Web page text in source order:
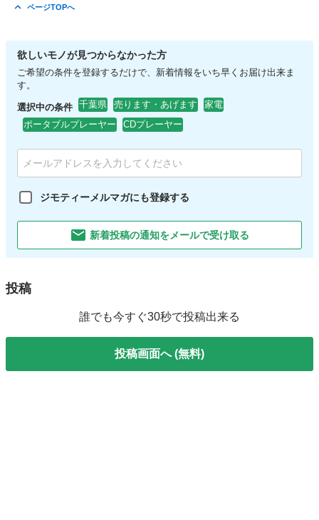
ページTOPへ
欲しいモノが見つからなかった方
ご希望の条件を登録するだけで、新着情報をいち早くお届け出来ま
す。
選択中の条件 千葉県 売ります・あげます
家電
ポータブルプレーヤー
CDプレーヤー
ジモティーメルマガにも登録する
新着投稿の通知をメールで受け取る
投稿
誰でも今すぐ30秒で投稿出来る
投稿画面へ (無料)